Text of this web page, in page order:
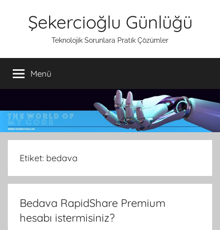
Şekercioğlu Günlüğü
Teknolojik Sorunlara Pratik Çözümler
Menü
Etiket: bedava
Bedava RapidShare Premium
hesabı istermisiniz?